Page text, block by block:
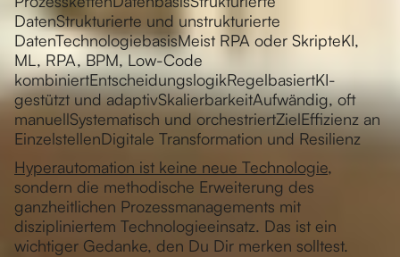
DatenStrukturierte und unstrukturierte
DatenTechnologiebasisMeist RPA oder SkripteKI,
ML, RPA, BPM, Low-Code
kombiniertEntscheidungslogikRegelbasiertKI-
gestützt und adaptivSkalierbarkeitAufwändig, oft
manuellSystematisch und orchestriertZielEffizienz an
EinzelstellenDigitale Transformation und Resilienz
Hyperautomation ist keine neue Technologie,
sondern die methodische Erweiterung des
ganzheitlichen Prozessmanagements mit
diszipliniertem Technologieeinsatz. Das ist ein
wichtiger Gedanke, den Du Dir merken solltest.